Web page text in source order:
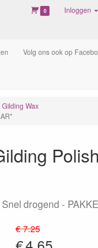
0 Inloggen
Volg ons ook op
Gilding Wax
drogend -
€ 7.25